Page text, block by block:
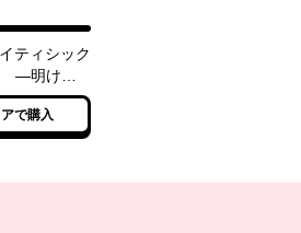
ティシック
―明けね
永く―
で購入